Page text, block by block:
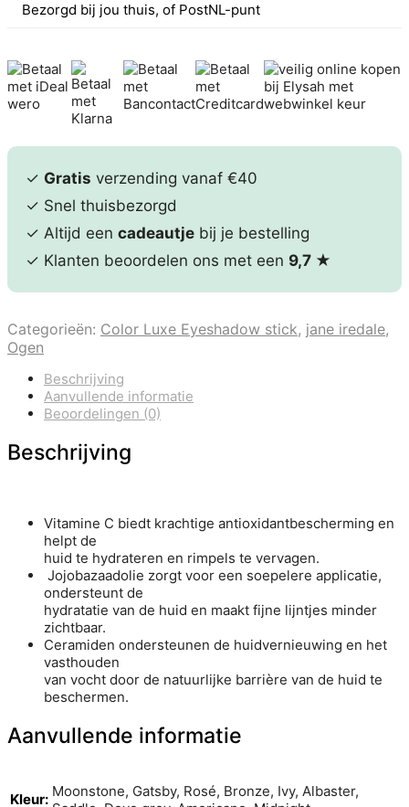
Bezorgd bij jou thuis, of PostNL-punt
✓ Gratis verzending vanaf €40
✓ Snel thuisbezorgd
✓ Altijd een cadeautje bij je bestelling
✓ Klanten beoordelen ons met een 9,7 ★
Categorieën: Color Luxe Eyeshadow stick, jane iredale,
Ogen
Beschrijving
Aanvullende informatie
Beoordelingen (0)
Beschrijving
Vitamine C biedt krachtige antioxidantbescherming en
helpt de
huid te hydrateren en rimpels te vervagen.
Jojobazaadolie zorgt voor een soepelere applicatie,
ondersteunt de
hydratatie van de huid en maakt fijne lijntjes minder
zichtbaar.
Ceramiden ondersteunen de huidvernieuwing en het
vasthouden
van vocht door de natuurlijke barrière van de huid te
beschermen.
Aanvullende informatie
Kleur: Moonstone, Gatsby, Rosé, Bronze, Ivy, Albaster,